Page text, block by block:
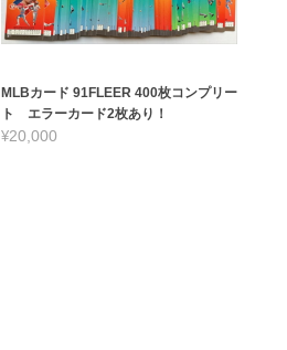
MLBカード 91FLEER 400枚コンプリー
ト エラーカード2枚あり！
¥20,000